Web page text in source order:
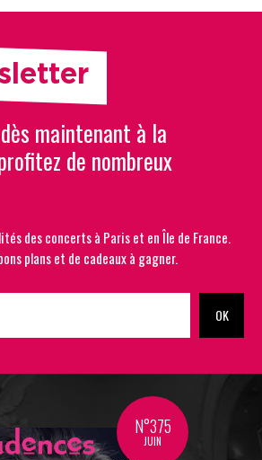
maintenant à la
de nombreux
des concerts à Paris et en Île de France.
plans et de cadeaux à gagner.
OK
N°375
JUIN